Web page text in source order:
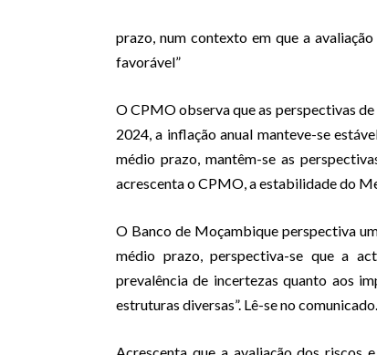
prazo, num contexto em que a
favorável”
O CPMO observa que as perspectivas
2024, a inflação anual manteve-se
médio prazo, mantêm-se as
acrescenta o CPMO, a estabilidade do
O Banco de Moçambique perspectiva
médio prazo, perspectiva-se que a
prevalência de incertezas quanto aos
estruturas diversas”. Lê-se no comunicado.